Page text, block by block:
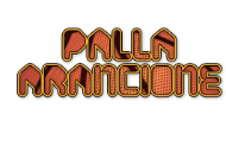
contenuto